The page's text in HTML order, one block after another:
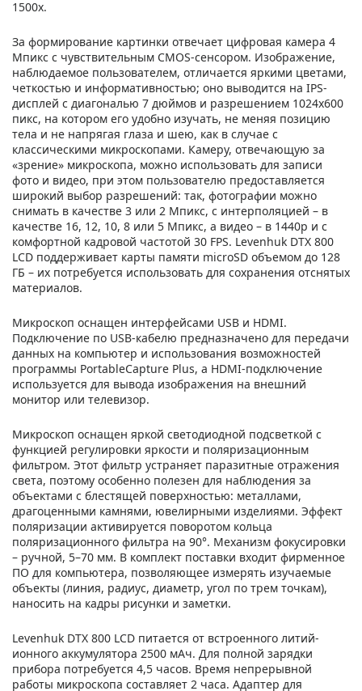
1500х.
За формирование картинки отвечает цифровая камера 4
Мпикс с чувствительным CMOS-сенсором. Изображение,
наблюдаемое пользователем, отличается яркими цветами,
четкостью и информативностью; оно выводится на IPS-
дисплей с диагональю 7 дюймов и разрешением 1024х600
пикс, на котором его удобно изучать, не меняя позицию
тела и не напрягая глаза и шею, как в случае с
классическими микроскопами. Камеру, отвечающую за
«зрение» микроскопа, можно использовать для записи
фото и видео, при этом пользователю предоставляется
широкий выбор разрешений: так, фотографии можно
снимать в качестве 3 или 2 Мпикс, с интерполяцией – в
качестве 16, 12, 10, 8 или 5 Мпикс, а видео – в 1440р и с
комфортной кадровой частотой 30 FPS. Levenhuk DTX 800
LCD поддерживает карты памяти microSD объемом до 128
ГБ – их потребуется использовать для сохранения отснятых
материалов.
Микроскоп оснащен интерфейсами USB и HDMI.
Подключение по USB-кабелю предназначено для передачи
данных на компьютер и использования возможностей
программы PortableCapture Plus, а HDMI-подключение
используется для вывода изображения на внешний
монитор или телевизор.
Микроскоп оснащен яркой светодиодной подсветкой с
функцией регулировки яркости и поляризационным
фильтром. Этот фильтр устраняет паразитные отражения
света, поэтому особенно полезен для наблюдения за
объектами с блестящей поверхностью: металлами,
драгоценными камнями, ювелирными изделиями. Эффект
поляризации активируется поворотом кольца
поляризационного фильтра на 90°. Механизм фокусировки
– ручной, 5–70 мм. В комплект поставки входит фирменное
ПО для компьютера, позволяющее измерять изучаемые
объекты (линия, радиус, диаметр, угол по трем точкам),
наносить на кадры рисунки и заметки.
Levenhuk DTX 800 LCD питается от встроенного литий-
ионного аккумулятора 2500 мАч. Для полной зарядки
прибора потребуется 4,5 часов. Время непрерывной
работы микроскопа составляет 2 часа. Адаптер для